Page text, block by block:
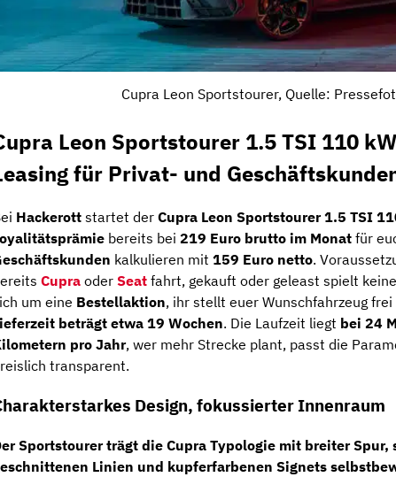
Cupra Leon Sportstourer, Quelle:
Leon Sportstourer 1.5 TSI 110
für Privat- und
Hackerott startet der Cupra Leon Sportstourer 1.5 TSI
bereits bei 219 Euro brutto im Monat für
kalkulieren mit 159 Euro netto.
Cupra oder Seat fahrt, gekauft oder geleast spielt
um eine Bestellaktion, ihr stellt euer Wunschfahrzeug
beträgt etwa 19 Wochen. Die Laufzeit liegt bei 24
pro Jahr, wer mehr Strecke plant, passt die
transparent.
Design, fokussierter Innenraum
Sportstourer trägt die Cupra Typologie mit breiter Spur,
Linien und kupferfarbenen Signets